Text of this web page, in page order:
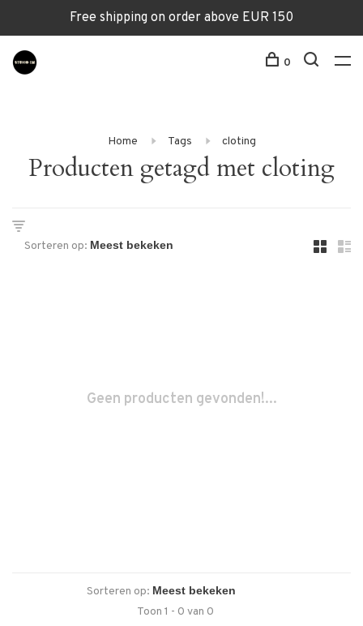
Free shipping on order above EUR 150
0
Home Tags cloting
Producten getagd met cloting
Sorteren op:
Geen producten gevonden!...
Sorteren op:
Toon 1 - 0 van 0